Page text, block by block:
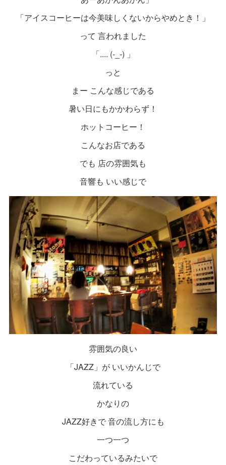
「アイスコーヒーは今美味しくないからやめとき！」
って 言われました
「.... (-_-) 」
っと
まー こんな感じである
暑い日にもかかわらず！
ホットコーヒー！
こんなお店である
でも 店の雰囲気も
音響も いい感じで
雰囲気の良い
「JAZZ」が いいかんじで
流れている
かなりの
JAZZ好きで 音の流し方にも
一つ一つ
こだわっているみたいで